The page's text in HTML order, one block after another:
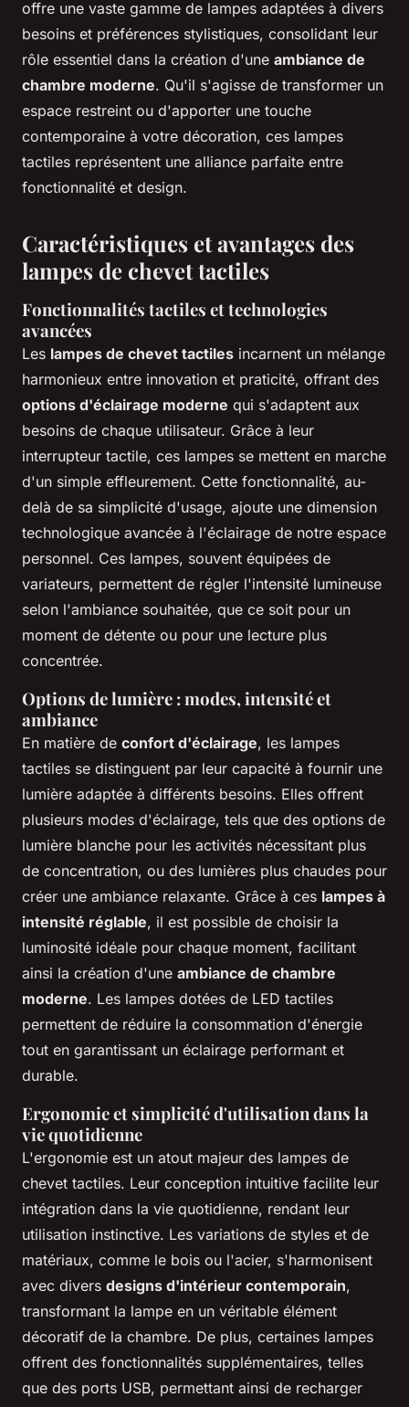
offre une vaste gamme de lampes adaptées à divers
besoins et préférences stylistiques, consolidant leur
rôle essentiel dans la création d'une ambiance de
chambre moderne. Qu'il s'agisse de transformer un
espace restreint ou d'apporter une touche
contemporaine à votre décoration, ces lampes
tactiles représentent une alliance parfaite entre
fonctionnalité et design.
Caractéristiques et avantages des
lampes de chevet tactiles
Fonctionnalités tactiles et technologies
avancées
Les lampes de chevet tactiles incarnent un mélange
harmonieux entre innovation et praticité, offrant des
options d'éclairage moderne qui s'adaptent aux
besoins de chaque utilisateur. Grâce à leur
interrupteur tactile, ces lampes se mettent en marche
d'un simple effleurement. Cette fonctionnalité, au-
delà de sa simplicité d'usage, ajoute une dimension
technologique avancée à l'éclairage de notre espace
personnel. Ces lampes, souvent équipées de
variateurs, permettent de régler l'intensité lumineuse
selon l'ambiance souhaitée, que ce soit pour un
moment de détente ou pour une lecture plus
concentrée.
Options de lumière : modes, intensité et
ambiance
En matière de confort d'éclairage, les lampes
tactiles se distinguent par leur capacité à fournir une
lumière adaptée à différents besoins. Elles offrent
plusieurs modes d'éclairage, tels que des options de
lumière blanche pour les activités nécessitant plus
de concentration, ou des lumières plus chaudes pour
créer une ambiance relaxante. Grâce à ces lampes à
intensité réglable, il est possible de choisir la
luminosité idéale pour chaque moment, facilitant
ainsi la création d'une ambiance de chambre
moderne. Les lampes dotées de LED tactiles
permettent de réduire la consommation d'énergie
tout en garantissant un éclairage performant et
durable.
Ergonomie et simplicité d'utilisation dans la
vie quotidienne
L'ergonomie est un atout majeur des lampes de
chevet tactiles. Leur conception intuitive facilite leur
intégration dans la vie quotidienne, rendant leur
utilisation instinctive. Les variations de styles et de
matériaux, comme le bois ou l'acier, s'harmonisent
avec divers designs d'intérieur contemporain,
transformant la lampe en un véritable élément
décoratif de la chambre. De plus, certaines lampes
offrent des fonctionnalités supplémentaires, telles
que des ports USB, permettant ainsi de recharger